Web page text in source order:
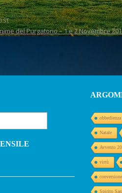
del Purgatorio – 1 e 2 Novembre
obbedienza
Natale
Avvento
virtù
conversione
Spirito